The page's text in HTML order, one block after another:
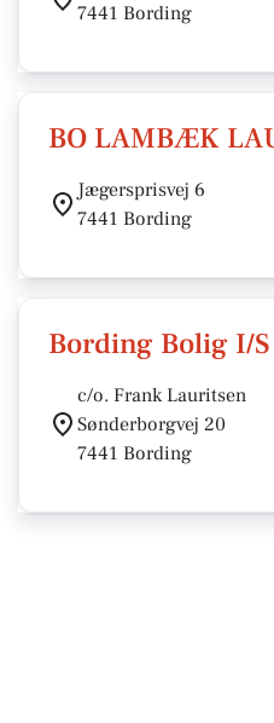
7441 Bording
BO LAMBÆK
Jægersprisvej 6
7441 Bording
Bording Bolig I/S
c/o. Frank Lauritsen
Sønderborgvej 20
7441 Bording